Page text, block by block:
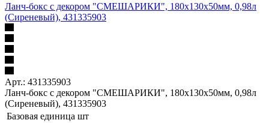
Ланч-бокс с декором "СМЕШАРИКИ", 180x130x50мм, 0,98л
(Сиреневый), 431335903
Арт.: 431335903
Ланч-бокс с декором "СМЕШАРИКИ", 180x130x50мм, 0,98л
(Сиреневый), 431335903
Базовая единица шт